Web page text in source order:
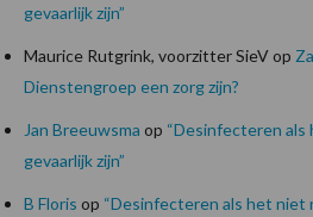
gevaarlijk zijn”
Maurice Rutgrink, voorzitter SieVop
Dienstengroep een zorg zijn?
Jan Breeuwsma op “Desinfecteren als
gevaarlijk zijn”
B Floris op “Desinfecteren als het niet